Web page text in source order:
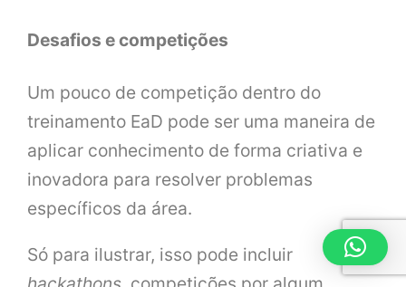
Desafios e competições
Um pouco de competição dentro do
treinamento EaD pode ser uma maneira de
aplicar conhecimento de forma criativa e
inovadora para resolver problemas
específicos da área.
Só para ilustrar, isso pode incluir